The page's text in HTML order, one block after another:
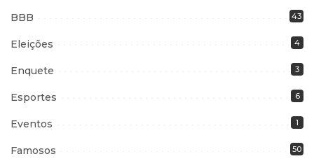
BBB 43
Eleições 4
Enquete 3
Esportes 6
Eventos 1
Famosos 50